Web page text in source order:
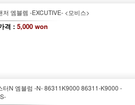
저 엠블렘 -EXCUTIVE- <모비스>
격 : 5,000 won
터N 엠블럼 -N- 86311K9000 86311-K9000 -